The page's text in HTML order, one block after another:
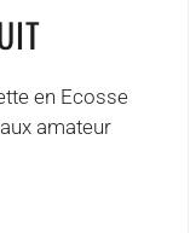
en Ecosse
amateur